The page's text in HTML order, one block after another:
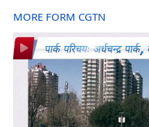
MORE FORM CGTN